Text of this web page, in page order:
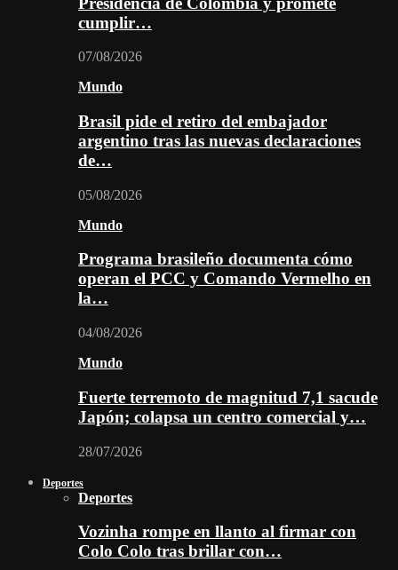
cumplir…
07/08/2026
Mundo
Brasil pide el retiro del embajador
argentino tras las nuevas declaraciones
de…
05/08/2026
Mundo
Programa brasileño documenta cómo
operan el PCC y Comando Vermelho en
la…
04/08/2026
Mundo
Fuerte terremoto de magnitud 7,1 sacude
Japón; colapsa un centro comercial y…
28/07/2026
Deportes
Deportes
Vozinha rompe en llanto al firmar con
Colo Colo tras brillar con…